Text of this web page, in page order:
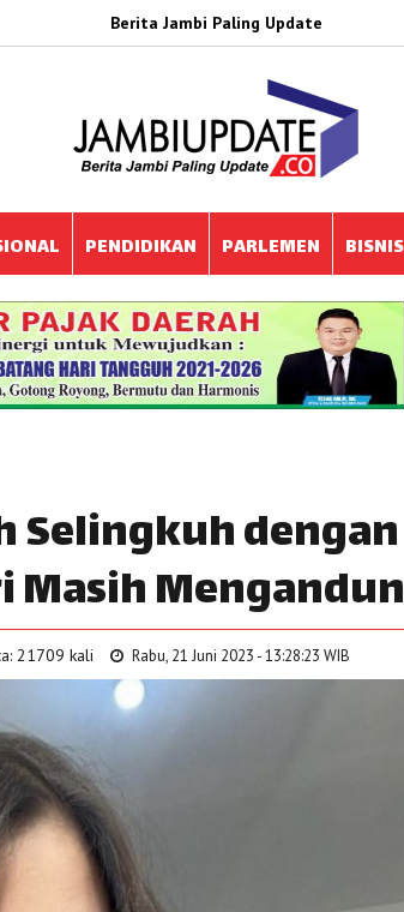
Berita Jambi Paling Update
PENDIDIKAN PARLEMEN BISNIS
Selingkuh dengan
Masih
21709 kali Rabu, 21 Juni 2023 - 13:28:23 WIB